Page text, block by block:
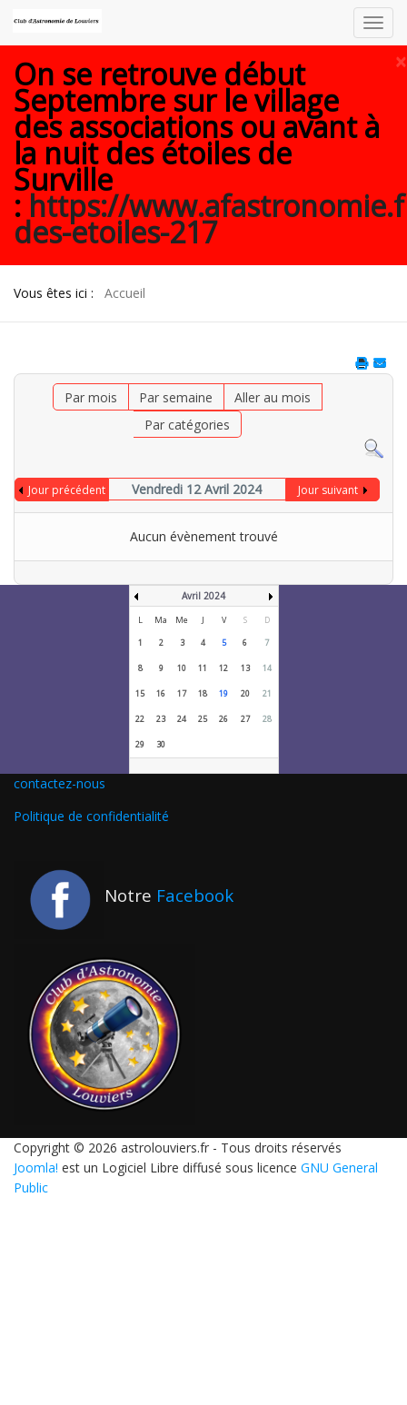
×
On se retrouve début
Septembre sur le village
des associations ou avant à
la nuit des étoiles de
Surville
: https://
des-etoiles-217
Vous êtes ici : Accueil
Par mois Par semaine
Aller au mois
Par catégories
Jour précédent Vendredi 12 Avril 2024 Jour suivant
Aucun évènement trouvé
Avril 2024
L Ma Me J V S
D
1
2 3 4 5 6 7
8 9 10 11 12 13 14
15 16 17 18 19 20 21
22 23 24 25 26 27 28
29 30
contactez-nous
Politique de confidentialité
Notre Facebook
Copyright © 2026 astrolouviers.fr - Tous droits réservés
Joomla! est un Logiciel Libre diffusé sous licence GNU General
Public